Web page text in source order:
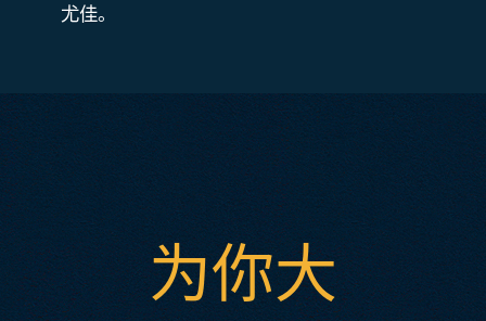
尤佳。
为你大